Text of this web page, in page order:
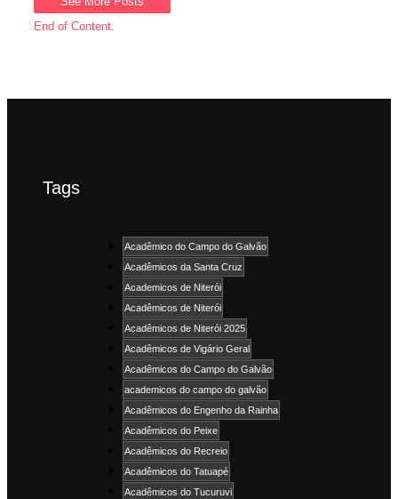
End of Content.
Tags
Acadêmico do Campo do Galvão
Acadêmicos da Santa Cruz
Academicos de Niterói
Acadêmicos de Niterói
Acadêmicos de Niterói 2025
Acadêmicos de Vigário Geral
Acadêmicos do Campo do Galvão
academicos do campo do galvão
Acadêmicos do Engenho da Rainha
Acadêmicos do Peixe
Acadêmicos do Recreio
Acadêmicos do Tatuapé
Acadêmicos do Tucuruvi